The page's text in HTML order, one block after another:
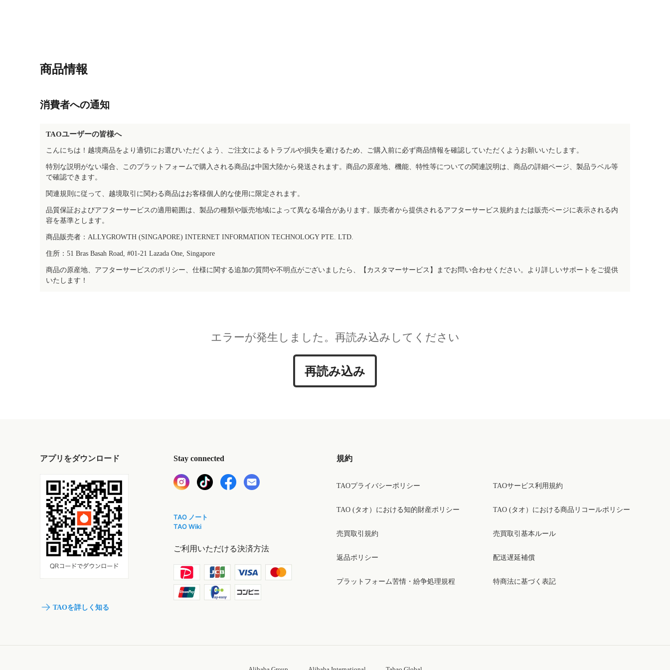
商品情報
消費者への通知
TAOユーザーの皆様へ
こんにちは！越境商品をより適切にお選びいただくよう、ご注文によるトラブルや損失を避けるため、ご購入前に必ず商品情報を確認していただくようお願いいたします。
特別な説明がない場合、このプラットフォームで購入される商品は中国大陸から発送されます。商品の原産地、機能、特性等についての関連説明は、商品の詳細ページ、製品ラベル等
で確認できます。
関連規則に従って、越境取引に関わる商品はお客様個人的な使用に限定されます。
品質保証およびアフターサービスの適用範囲は、製品の種類や販売地域によって異なる場合があります。販売者から提供されるアフターサービス規約または販売ページに表示される内
容を基準とします。
商品販売者：ALLYGROWTH (SINGAPORE) INTERNET INFORMATION TECHNOLOGY PTE. LTD.
住所：51 Bras Basah Road, #01-21 Lazada One, Singapore
商品の原産地、アフターサービスのポリシー、仕様に関する追加の質問や不明点がございましたら、【カスタマーサービス】までお問い合わせください。より詳しいサポートをご提供
いたします！
エラーが発生しました。再読み込みしてください
再読み込み
アプリをダウンロード
TAOを詳しく知る
Stay connected
TAO ノート
TAO Wiki
ご利用いただける決済方法
規約
TAOプライバシーポリシー
TAO (タオ）における知的財産ポリシー
売買取引規約
返品ポリシー
プラットフォーム苦情・紛争処理規程
TAOサービス利用規約
TAO (タオ）における商品リコールポリシー
売買取引基本ルール
配送遅延補償
特商法に基づく表記